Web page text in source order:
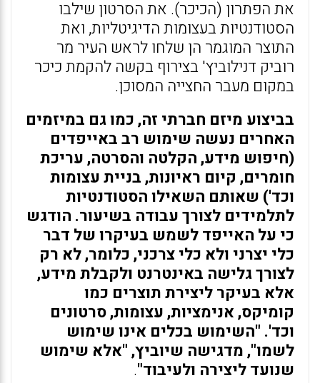
את הפתרון (הכיכר). את הסרטון שילבו
הסטודנטיות בעצומות הדיגיטליות, ואת
התוצר המוגמר הן שלחו לראש העיר מר
רוביק דנילוביץ' בצירוף בקשה להקמת כיכר
במקום מעבר החצייה המסוכן.
בביצוע מיזם חברתי זה, כמו גם במיזמים
האחרים נעשה שימוש רב באייפדים
(חיפוש מידע, הקלטה והסרטה, עריכת
חומרים, קיום ראיונות, בניית עצומות
וכד') שאותם השאילו הסטודנטיות
לתלמידים לצורך עבודה בשיעור. הודגש
כי על האייפד לשמש בעיקרו של דבר
כלי יצרני ולא כלי צרכני, כלומר, לא רק
לצורך גלישה באינטרנט ולקבלת מידע,
אלא בעיקר ליצירת תוצרים כמו
קומיקס, אנימציות, עצומות, סרטונים
וכד'. "השימוש בכלים אינו שימוש
לשמו", מדגישה שיוביץ, "אלא שימוש
שנועד ליצירה ולעיבוד".